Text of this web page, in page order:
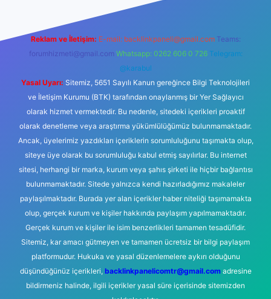
Reklam ve İletişim: E-mail: backlinkpaneli@gmail.com Teams:
forumhizmeti@gmail.com Whatsapp: 0262 606 0 726 Telegram:
@karabul
Yasal Uyarı: Sitemiz, 5651 Sayılı Kanun gereğince Bilgi Teknolojileri
ve İletişim Kurumu (BTK) tarafından onaylanmış bir Yer Sağlayıcı
olarak hizmet vermektedir. Bu nedenle, sitedeki içerikleri proaktif
olarak denetleme veya araştırma yükümlülüğümüz bulunmamaktadır.
Ancak, üyelerimiz yazdıkları içeriklerin sorumluluğunu taşımakta olup,
siteye üye olarak bu sorumluluğu kabul etmiş sayılırlar. Bu internet
sitesi, herhangi bir marka, kurum veya şahıs şirketi ile hiçbir bağlantısı
bulunmamaktadır. Sitede yalnızca kendi hazırladığımız makaleler
paylaşılmaktadır. Burada yer alan içerikler haber niteliği taşımamakta
olup, gerçek kurum ve kişiler hakkında paylaşım yapılmamaktadır.
Gerçek kurum ve kişiler ile isim benzerlikleri tamamen tesadüfidir.
Sitemiz, kar amacı gütmeyen ve tamamen ücretsiz bir bilgi paylaşım
platformudur. Hukuka ve yasal düzenlemelere aykırı olduğunu
düşündüğünüz içerikleri, backlinkpanelicomtr@gmail.comadresine
bildirmeniz halinde, ilgili içerikler yasal süre içerisinde sitemizden